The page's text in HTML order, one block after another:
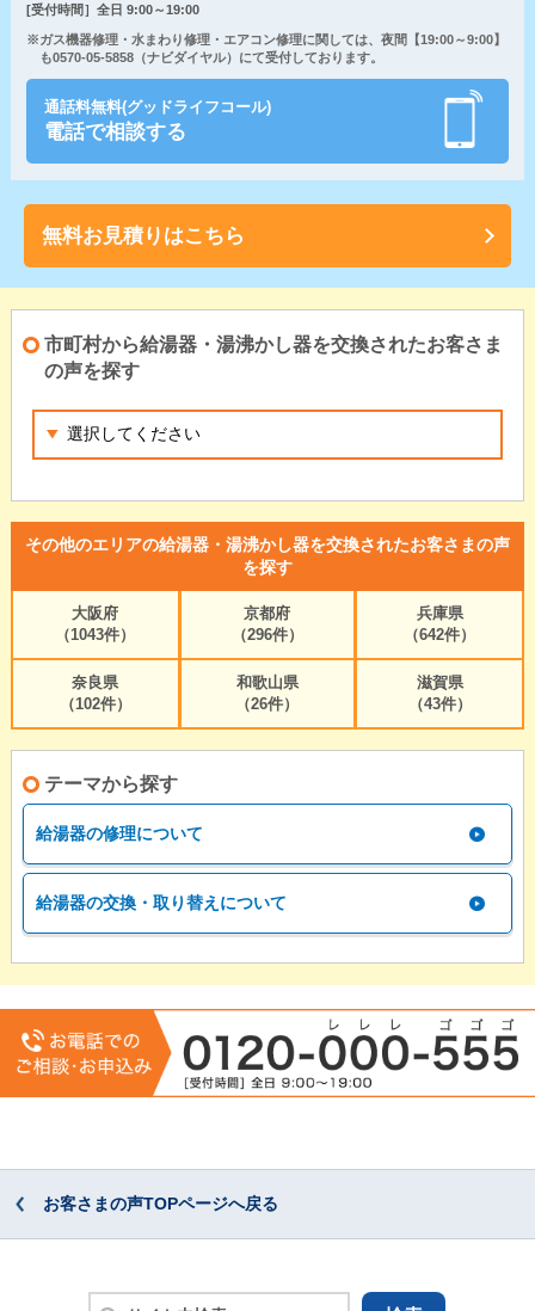
[受付時間］全日 9:00～19:00
※ガス機器修理・水まわり修理・エアコン修理に関しては、夜間【19:00～9:00】
も0570-05-5858（ナビダイヤル）にて受付しております。
通話料無料(グッドライフコール)
電話で相談する
無料お見積りはこちら
市町村から給湯器・湯沸かし器を交換されたお客さま
の声を探す
その他のエリアの給湯器・湯沸かし器を交換されたお客さまの声
を探す
大阪府
（1043件）
京都府
（296件）
兵庫県
（642件）
奈良県
（102件）
和歌山県
（26件）
滋賀県
（43件）
テーマから探す
給湯器の修理について
給湯器の交換・取り替えについて
お客さまの声TOPページへ戻る